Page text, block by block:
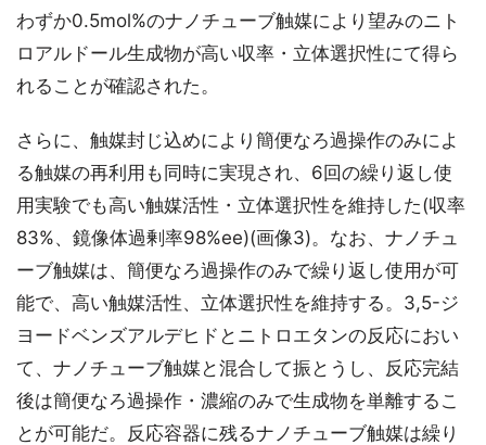
わずか0.5mol%のナノチューブ触媒により望みのニト
ロアルドール生成物が高い収率・立体選択性にて得ら
れることが確認された。
さらに、触媒封じ込めにより簡便なろ過操作のみによ
る触媒の再利用も同時に実現され、6回の繰り返し使
用実験でも高い触媒活性・立体選択性を維持した(収率
83%、鏡像体過剰率98%ee)(画像3)。なお、ナノチュ
ーブ触媒は、簡便なろ過操作のみで繰り返し使用が可
能で、高い触媒活性、立体選択性を維持する。3,5-ジ
ヨードベンズアルデヒドとニトロエタンの反応におい
て、ナノチューブ触媒と混合して振とうし、反応完結
後は簡便なろ過操作・濃縮のみで生成物を単離するこ
とが可能だ。反応容器に残るナノチューブ触媒は繰り